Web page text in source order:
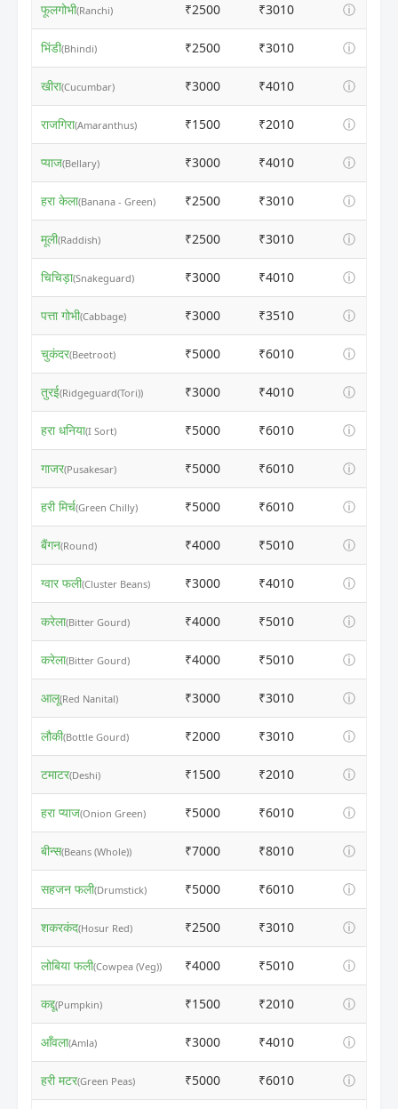
फूलगोभी(Ranchi) ₹2500 ₹3010 ⓘ
भिंडी(Bhindi) ₹2500 ₹3010 ⓘ
खीरा(Cucumbar) ₹3000 ₹4010 ⓘ
राजगिरा(Amaranthus) ₹1500 ₹2010 ⓘ
प्याज(Bellary) ₹3000 ₹4010 ⓘ
हरा केला(Banana - Green) ₹2500 ₹3010 ⓘ
मूली(Raddish) ₹2500 ₹3010 ⓘ
चिचिड़ा(Snakeguard) ₹3000 ₹4010 ⓘ
पत्ता गोभी(Cabbage) ₹3000 ₹3510 ⓘ
चुकंदर(Beetroot) ₹5000 ₹6010 ⓘ
तुरई(Ridgeguard(Tori)) ₹3000 ₹4010 ⓘ
हरा धनिया(I Sort) ₹5000 ₹6010 ⓘ
गाजर(Pusakesar) ₹5000 ₹6010 ⓘ
हरी मिर्च(Green Chilly) ₹5000 ₹6010 ⓘ
बैंगन(Round) ₹4000 ₹5010 ⓘ
ग्वार फली(Cluster Beans) ₹3000 ₹4010 ⓘ
करेला(Bitter Gourd) ₹4000 ₹5010 ⓘ
करेला(Bitter Gourd) ₹4000 ₹5010 ⓘ
आलू(Red Nanital) ₹3000 ₹3010 ⓘ
लौकी(Bottle Gourd) ₹2000 ₹3010 ⓘ
टमाटर(Deshi) ₹1500 ₹2010 ⓘ
हरा प्याज(Onion Green) ₹5000 ₹6010 ⓘ
बीन्स(Beans (Whole)) ₹7000 ₹8010 ⓘ
सहजन फली(Drumstick) ₹5000 ₹6010 ⓘ
शकरकंद(Hosur Red) ₹2500 ₹3010 ⓘ
लोबिया फली(Cowpea (Veg)) ₹4000 ₹5010 ⓘ
कद्दू(Pumpkin) ₹1500 ₹2010 ⓘ
आँवला(Amla) ₹3000 ₹4010 ⓘ
हरी मटर(Green Peas) ₹5000 ₹6010 ⓘ